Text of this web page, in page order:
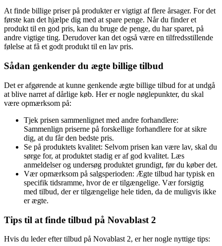
At finde billige priser på produkter er vigtigt af flere årsager. For det
første kan det hjælpe dig med at spare penge. Når du finder et
produkt til en god pris, kan du bruge de penge, du har sparet, på
andre vigtige ting. Derudover kan det også være en tilfredsstillende
følelse at få et godt produkt til en lav pris.
Sådan genkender du ægte billige tilbud
Det er afgørende at kunne genkende ægte billige tilbud for at undgå
at blive narret af dårlige køb. Her er nogle nøglepunkter, du skal
være opmærksom på:
Tjek prisen sammenlignet med andre forhandlere:
Sammenlign priserne på forskellige forhandlere for at sikre
dig, at du får den bedste pris.
Se på produktets kvalitet: Selvom prisen kan være lav, skal du
sørge for, at produktet stadig er af god kvalitet. Læs
anmeldelser og undersøg produktet grundigt, før du køber det.
Vær opmærksom på salgsperioden: Ægte tilbud har typisk en
specifik tidsramme, hvor de er tilgængelige. Vær forsigtig
med tilbud, der er tilgængelige hele tiden, da de muligvis ikke
er ægte.
Tips til at finde tilbud på Novablast 2
Hvis du leder efter tilbud på Novablast 2, er her nogle nyttige tips: